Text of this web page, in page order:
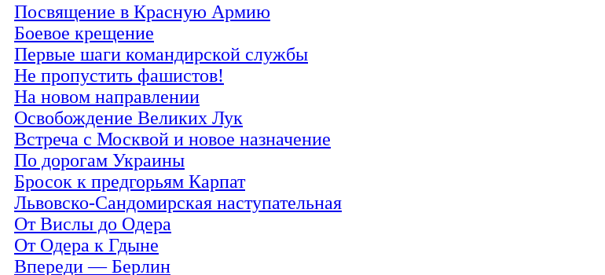
Посвящение в Красную Армию
Боевое крещение
Первые шаги командирской службы
Не пропустить фашистов!
На новом направлении
Освобождение Великих Лук
Встреча с Москвой и новое назначение
По дорогам Украины
Бросок к предгорьям Карпат
Львовско-Сандомирская наступательная
От Вислы до Одера
От Одера к Гдыне
Впереди — Берлин